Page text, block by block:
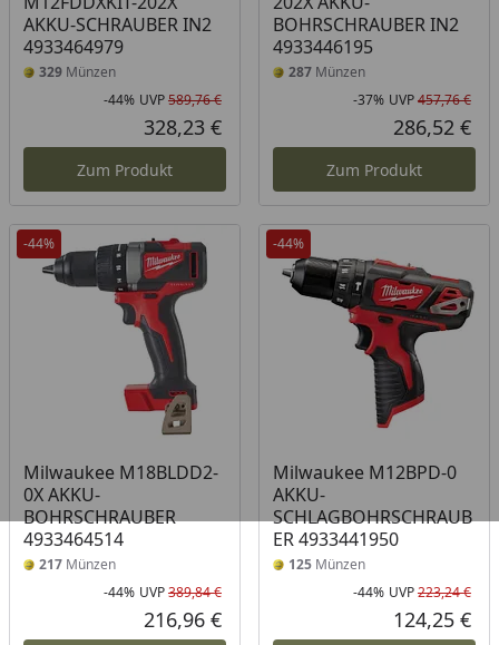
AKKU-SCHRAUBER IN2
4933464979
329 Münzen
Rabatt in Prozent
-44%
Ursprünglicher Preis
UVP589,76 €
Aktueller Preis
328,23 €
Zum Produkt
BOHRSCHRAUBER IN2
4933446195
287Münzen
-37% UVP457,76 €
286,52 €
Zum Produkt
-44%
Milwaukee M18BLDD2-
0X AKKU-
BOHRSCHRAUBER
4933464514
217 Münzen
Rabatt in Prozent
-44%
Ursprünglicher Preis
UVP389,84 €
Aktueller Preis
216,96 €
-44%
Milwaukee M12BPD-0
AKKU-
SCHLAGBOHRSCHRAUB
ER 4933441950
125Münzen
-44% UVP223,24 €
124,25 €